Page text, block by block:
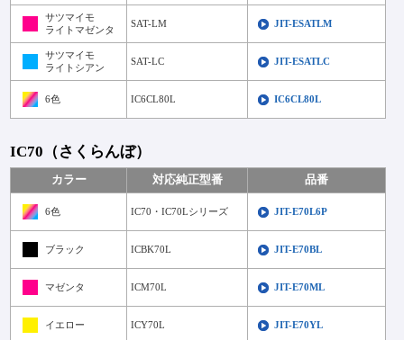
サツマイモ
ライトマゼンタ
SAT-LM JIT-ESATLM
サツマイモ
ライトシアン
SAT-LC JIT-ESATLC
6色 IC6CL80L IC6CL80L
IC70（さくらんぼ）
カラー 対応純正型番 品番
6色 IC70・IC70Lシリーズ JIT-E70L6P
ブラック ICBK70L JIT-E70BL
マゼンタ ICM70L JIT-E70ML
イエロー ICY70L JIT-E70YL